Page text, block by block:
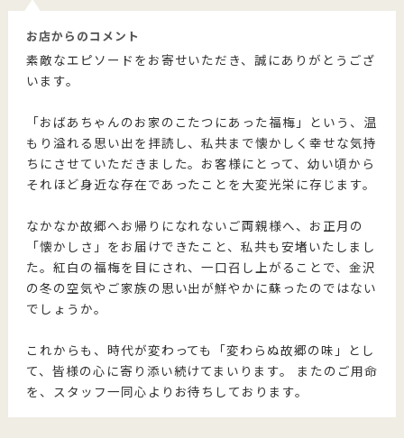
お店からのコメント
素敵なエピソードをお寄せいただき、誠にありがとうござ
います。
「おばあちゃんのお家のこたつにあった福梅」という、温
もり溢れる思い出を拝読し、私共まで懐かしく幸せな気持
ちにさせていただきました。お客様にとって、幼い頃から
それほど身近な存在であったことを大変光栄に存じます。
なかなか故郷へお帰りになれないご両親様へ、お正月の
「懐かしさ」をお届けできたこと、私共も安堵いたしまし
た。紅白の福梅を目にされ、一口召し上がることで、金沢
の冬の空気やご家族の思い出が鮮やかに蘇ったのではない
でしょうか。
これからも、時代が変わっても「変わらぬ故郷の味」とし
て、皆様の心に寄り添い続けてまいります。 またのご用命
を、スタッフ一同心よりお待ちしております。